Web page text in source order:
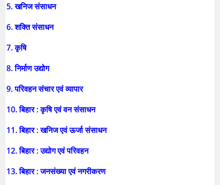
5. खनिज संसाधन
6. शक्ति संसाधन
7. कृषि
8. निर्माण उद्योग
9. परिवहन संचार एवं व्यापार
10. बिहार : कृषि एवं वन संसाधन
11. बिहार : खनिज एवं ऊर्जा संसाधन
12. बिहार : उद्योग एवं परिवहन
13. बिहार : जनसंख्या एवं नगरीकरण